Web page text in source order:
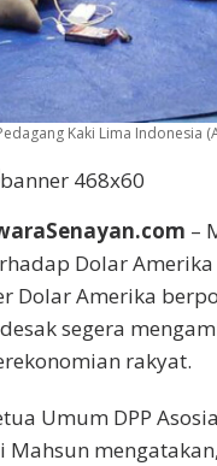
Kaki Lima Indonesia
–
Dolar Amerika
Dolar Amerika
segera
rakyat.
Umum DPP
Mahsun